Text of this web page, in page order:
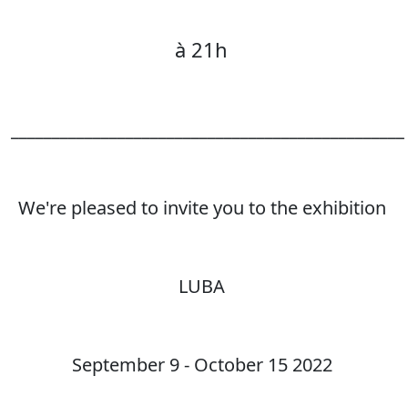
à 21h
We're pleased to invite you to the exhibition
LUBA
September 9 - October 15 2022